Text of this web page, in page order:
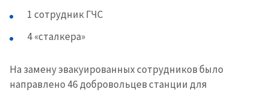
1 сотрудник ГЧС
4 «сталкера»
На замену эвакуированных сотрудников было
направлено 46 добровольцев станции для